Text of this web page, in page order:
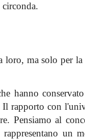
ma solo per la
hanno
rapporto con
Pensiamo al
un